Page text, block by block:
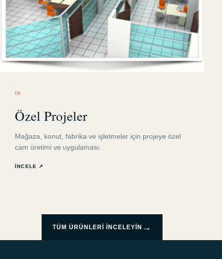
06
Özel Projeler
Mağaza, konut, fabrika ve işletmeler için projeye özel
cam üretimi ve uygulaması.
İNCELE ↗
TÜM ÜRÜNLERI INCELEYIN →